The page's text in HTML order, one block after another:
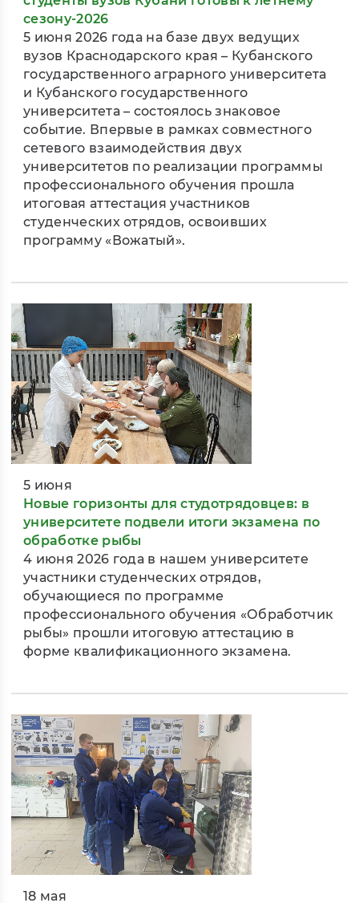
сезону-2026
5 июня 2026 года на базе двух ведущих
вузов Краснодарского края – Кубанского
государственного аграрного университета
и Кубанского государственного
университета – состоялось знаковое
событие. Впервые в рамках совместного
сетевого взаимодействия двух
университетов по реализации программы
профессионального обучения прошла
итоговая аттестация участников
студенческих отрядов, освоивших
программу «Вожатый».
5 июня
Новые горизонты для студотрядовцев: в
университете подвели итоги экзамена по
обработке рыбы
4 июня 2026 года в нашем университете
участники студенческих отрядов,
обучающиеся по программе
профессионального обучения «Обработчик
рыбы» прошли итоговую аттестацию в
форме квалификационного экзамена.
18 мая